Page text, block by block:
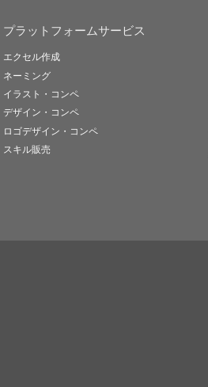
プラットフォームサービス
エクセル作成
ネーミング
イラスト・コンペ
デザイン・コンペ
ロゴデザイン・コンペ
スキル販売